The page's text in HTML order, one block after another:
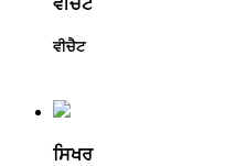
ਵੀਚੈਟ
ਸਿਖਰ